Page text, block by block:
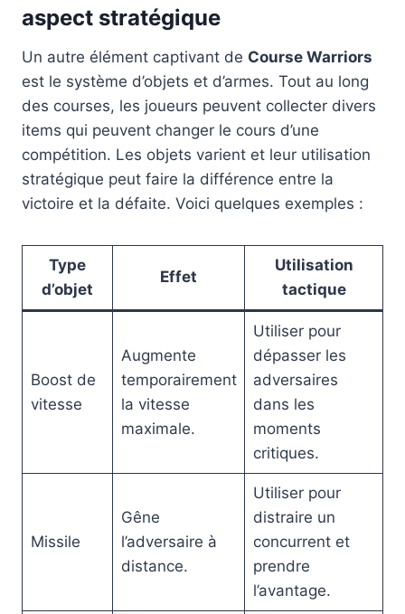
aspect stratégique
Un autre élément captivant de Course Warriors
est le système d’objets et d’armes. Tout au long
des courses, les joueurs peuvent collecter divers
items qui peuvent changer le cours d’une
compétition. Les objets varient et leur utilisation
stratégique peut faire la différence entre la
victoire et la défaite. Voici quelques exemples :
Type
d’objet
Effet
Utilisation
tactique
Boost de
vitesse
Augmente
temporairement
la vitesse
maximale.
Utiliser pour
dépasser les
adversaires
dans les
moments
critiques.
Missile
Gêne
l’adversaire à
distance.
Utiliser pour
distraire un
concurrent et
prendre
l’avantage.